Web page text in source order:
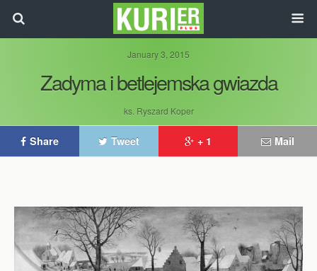
January 3, 2015
Zadyma i betlejemska gwiazda
ks. Ryszard Koper
Share Tweet + 1 Mail